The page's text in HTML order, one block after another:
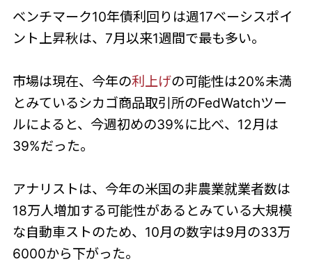
ベンチマーク10年債利回りは週17ベーシスポイ
ント上昇秋は、7月以来1週間で最も多い。
市場は現在、今年の利上げの可能性は20%未満
とみているシカゴ商品取引所のFedWatchツー
ルによると、今週初めの39%に比べ、12月は
39%だった。
アナリストは、今年の米国の非農業就業者数は
18万人増加する可能性があるとみている大規模
な自動車ストのため、10月の数字は9月の33万
6000から下がった。